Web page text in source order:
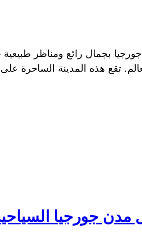
بجمال رائع ومناظر
تقع هذه المدينة الساحرة
جورجيا